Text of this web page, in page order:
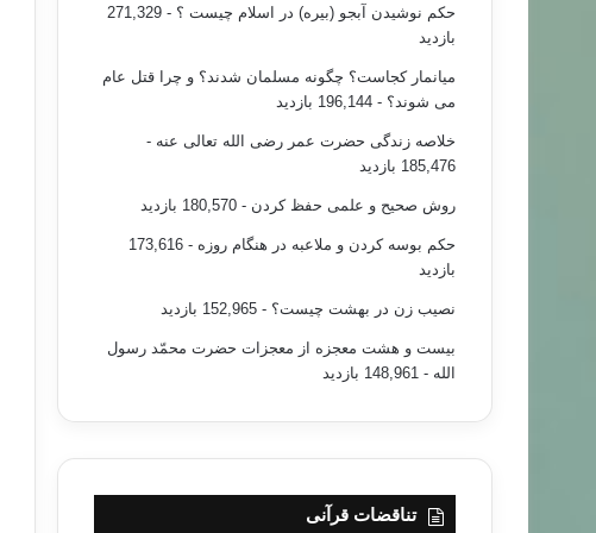
حکم نوشیدن آبجو (بیره) در اسلام چیست ؟
- 271,329
بازدید
میانمار کجاست؟ چگونه مسلمان شدند؟ و چرا قتل عام
می شوند؟ - 196,144 بازدید
خلاصه زندگی حضرت عمر رضی الله تعالی عنه -
185,476 بازدید
روش صحیح و علمی حفظ کردن - 180,570 بازدید
حکم بوسه کردن و ملاعبه در هنگام روزه
- 173,616
بازدید
نصیب زن در بهشت چیست؟ - 152,965 بازدید
بیست و هشت معجزه از معجزات حضرت محمّد رسول
الله - 148,961 بازدید
تناقضات قرآنی